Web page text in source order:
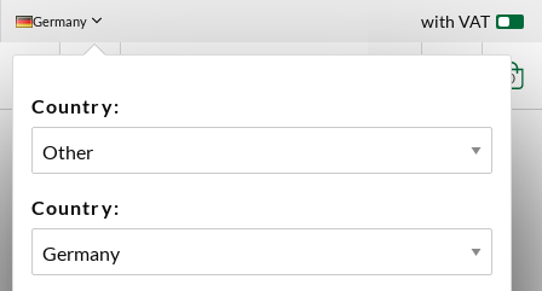
Germany
Country:
Country:
with VAT
0
BEST PEATED ULTRA 80 PPM WHOLE BAG 25 KG